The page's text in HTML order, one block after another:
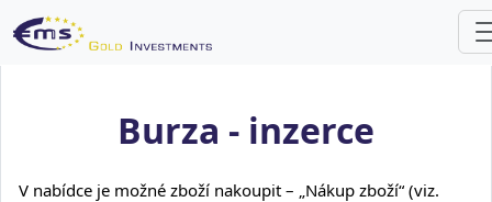
Burza - inzerce
V nabídce je možné zboží nakoupit – „Nákup zboží“ (viz.